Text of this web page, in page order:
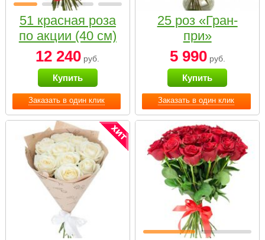
Заказать в один клик
51 красная роза
по акции (40 см)
12 240 руб.
Купить
Заказать в один клик
25 роз «Гран-
при»
5 990руб.
Купить